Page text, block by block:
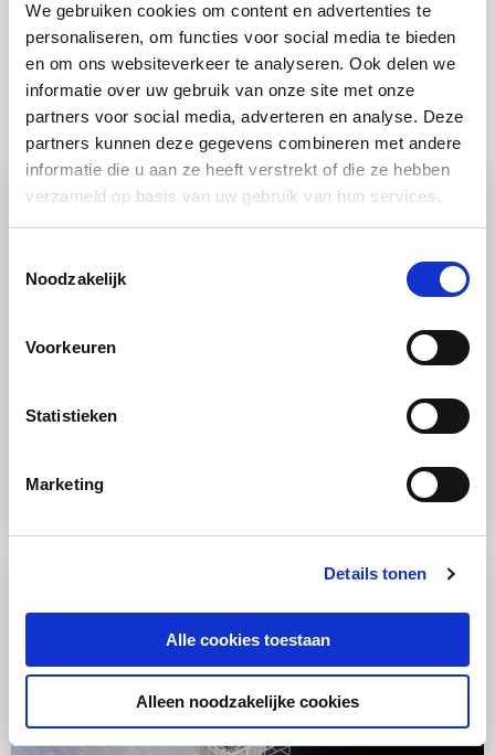
We gebruiken cookies om content en advertenties te
personaliseren, om functies voor social media te bieden
en om ons websiteverkeer te analyseren. Ook delen we
informatie over uw gebruik van onze site met onze
partners voor social media, adverteren en analyse. Deze
partners kunnen deze gegevens combineren met andere
informatie die u aan ze heeft verstrekt of die ze hebben
verzameld op basis van uw gebruik van hun services.
Noodzakelijk
Voorkeuren
Statistieken
Marketing
Details tonen
Alle cookies toestaan
Alleen noodzakelijke cookies
Benieuwd naar meer informatie?